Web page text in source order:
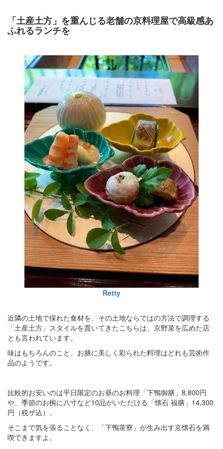
「土産土方」を重んじる老舗の京料理屋で高級感あ
ふれるランチを
Retty
近隣の土地で採れた食材を、その土地ならではの方法で調理する
「土産土方」スタイルを貫いてきたこちらは、京野菜を広めた店
とも言われています。
味はもちろんのこと、お膳に美しく彩られた料理はどれも芸術作
品のようです。
比較的お安いのは平日限定のお昼のお料理「下鴨御膳」8,800円
や、季節のお椀に八寸など10品がいただける「懐石 福膳」14,300
円（税サ込）。
そこまで気を張ることなく、「下鴨茶寮」が生み出す京懐石を満
喫できますよ。